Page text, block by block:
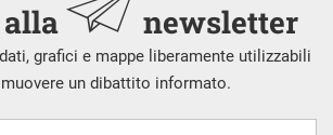
newsletter
grafici e mappe liberamente utilizzabili
un dibattito informato.